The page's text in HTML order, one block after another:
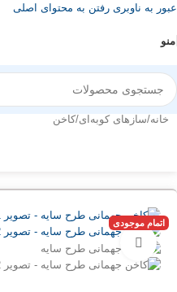
عبور به ناوبری رفتن به محتوای اصلی
منو
خانه/سازهای کوبه‌ای/کاخن
اتمام موجودی
بزرگنمایی تصویر